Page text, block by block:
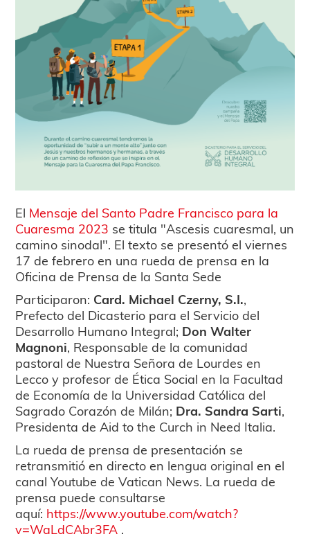
El Mensaje del Santo Padre Francisco para la
Cuaresma 2023 se titula "Ascesis cuaresmal, un
camino sinodal". El texto se presentó el viernes
17 de febreroen una rueda de prensa en la
Oficina de Prensa de la Santa Sede
Participaron: Card. Michael Czerny, S.I.,
Prefecto del Dicasterio para el Servicio del
Desarrollo Humano Integral; Don Walter
Magnoni, Responsable de la comunidad
pastoral de Nuestra Señora de Lourdes en
Lecco y profesor de Ética Social en la Facultad
de Economía de la Universidad Católica del
Sagrado Corazón de Milán; Dra. Sandra Sarti,
Presidenta de Aid to the Curch in Need Italia.
La rueda de prensa de presentación se
retransmitió en directo en lengua original en el
canal Youtube de Vatican News. La rueda de
prensa puede consultarse
aquí: https://www.youtube.com/watch?
v=WaLdCAbr3FA .